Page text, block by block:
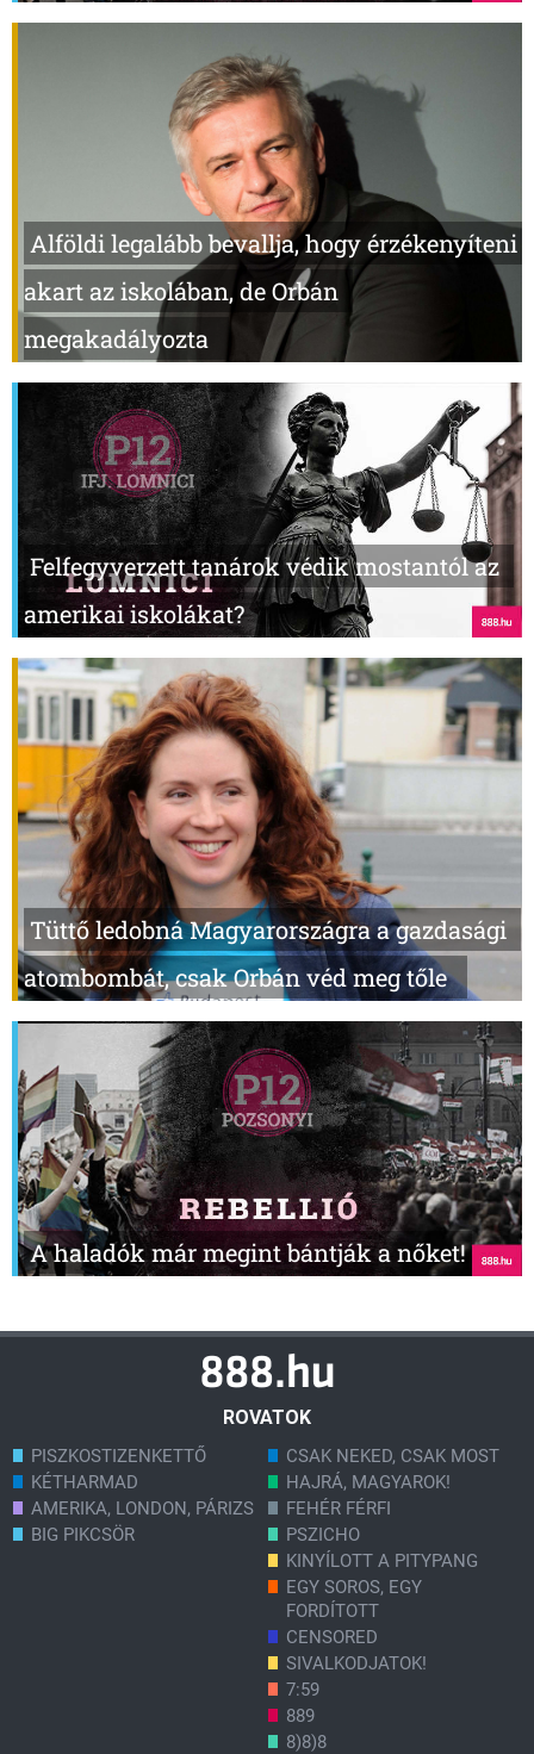
Alföldi legalább bevallja, hogy érzékenyíteni
akart az iskolában, de Orbán
megakadályozta
Felfegyverzett tanárok védik mostantól az
amerikai iskolákat?
Tüttő ledobná Magyarországra a gazdasági
atombombát, csak Orbán véd meg tőle
A haladók már megint bántják a nőket!
ROVATOK
PISZKOSTIZENKETTŐ
KÉTHARMAD
AMERIKA, LONDON, PÁRIZS
BIG PIKCSÖR
CSAK NEKED, CSAK MOST
HAJRÁ, MAGYAROK!
FEHÉR FÉRFI
PSZICHO
KINYÍLOTT A PITYPANG
EGY SOROS, EGY
FORDÍTOTT
CENSORED
SIVALKODJATOK!
7:59
889
8)8)8